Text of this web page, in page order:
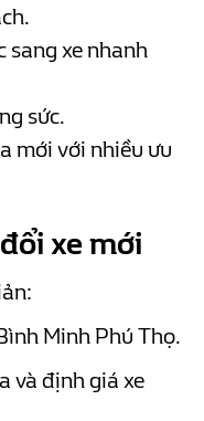
sang xe nhanh
sức.
mới với nhiều ưu
xe mới
Minh Phú Thọ.
và định giá xe